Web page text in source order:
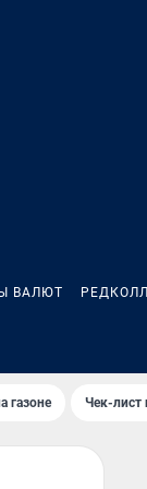
ВАЛЮТ
газоне Чек-лист